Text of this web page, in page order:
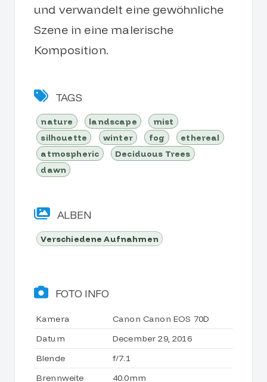
und verwandelt eine gewöhnliche
Szene in eine malerische
Komposition.
TAGS
nature landscape
mist
silhouette
winter fog
ethereal
atmospheric
Deciduous Trees
dawn
ALBEN
Verschiedene Aufnahmen
FOTO INFO
Kamera
Canon Canon EOS 70D
Datum
December 29, 2016
Blende
f/7.1
Brennweite
40.0mm